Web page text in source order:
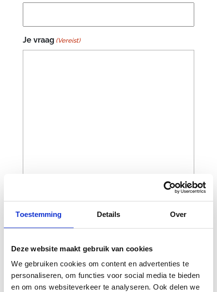
Toestemming Details Over
Deze website maakt gebruik van cookies
We gebruiken cookies om content en advertenties te
personaliseren, om functies voor social media te bieden
en om ons websiteverkeer te analyseren. Ook delen we
Je vraag (Vereist)